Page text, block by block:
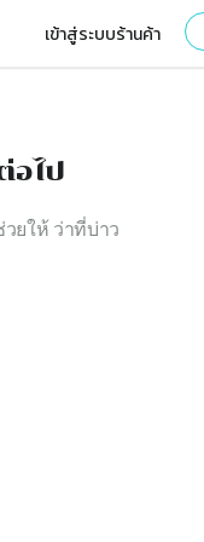
เข้าสู่ระบบร้านค้า
อไป
วยให้ ว่าที่บ่าว